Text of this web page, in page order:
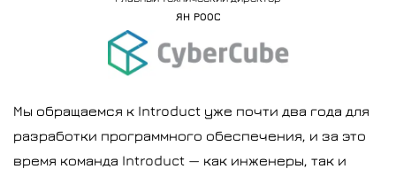
ЯН РООС
Мы обращаемся к Introduct уже почти два года для
разработки программного обеспечения, и за это
время команда Introduct — как инженеры, так и